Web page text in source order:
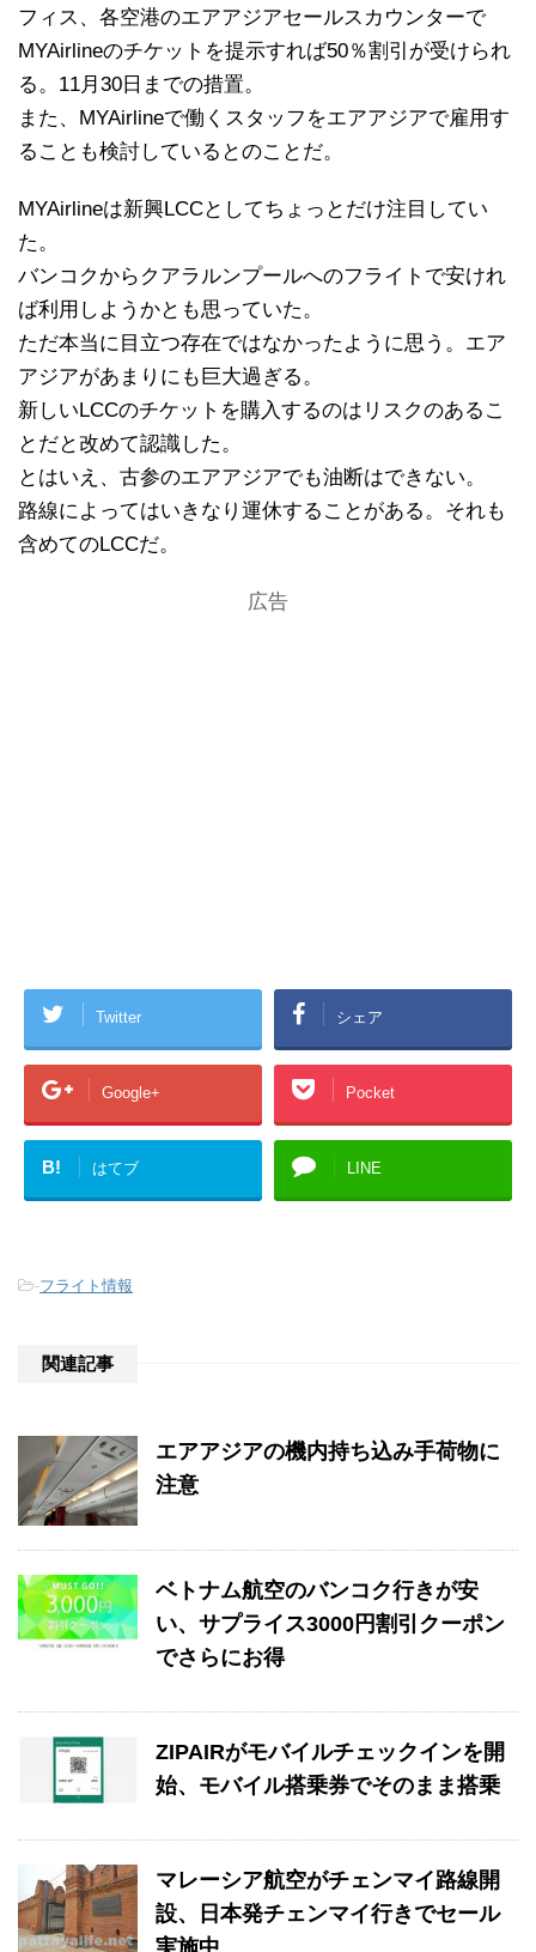
フィス、各空港のエアアジアセールスカウンターで
MYAirlineのチケットを提示すれば50％割引が受けられ
る。11月30日までの措置。
また、MYAirlineで働くスタッフをエアアジアで雇用す
ることも検討しているとのことだ。
MYAirlineは新興LCCとしてちょっとだけ注目してい
た。
バンコクからクアラルンプールへのフライトで安けれ
ば利用しようかとも思っていた。
ただ本当に目立つ存在ではなかったように思う。エア
アジアがあまりにも巨大過ぎる。
新しいLCCのチケットを購入するのはリスクのあるこ
とだと改めて認識した。
とはいえ、古参のエアアジアでも油断はできない。
路線によってはいきなり運休することがある。それも
含めてのLCCだ。
広告
Twitter シェア
Google+ Pocket
B! はてブ LINE
-フライト情報
関連記事
エアアジアの機内持ち込み手荷物に
注意
ベトナム航空のバンコク行きが安
い、サプライス3000円割引クーポン
でさらにお得
ZIPAIRがモバイルチェックインを開
始、モバイル搭乗券でそのまま搭乗
マレーシア航空がチェンマイ路線開
設、日本発チェンマイ行きでセール
実施中